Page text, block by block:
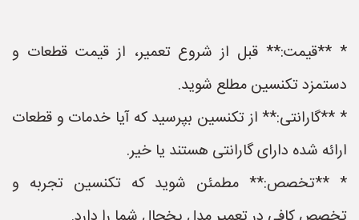
* **قیمت:** قبل از شروع تعمیر، از قیمت قطعات و
دستمزد تکنسین مطلع شوید.
* **گارانتی:** از تکنسین بپرسید که آیا خدمات و قطعات
ارائه شده دارای گارانتی هستند یا خیر.
* **تخصص:** مطمئن شوید که تکنسین تجربه و